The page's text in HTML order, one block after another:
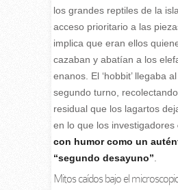
los grandes reptiles de la
acceso prioritario a las
implica que eran ellos
cazaban y abatían a los
enanos. El ‘hobbit’ llegaba
segundo turno,
residual que los lagartos
en lo que los investigadores
con humor como un
“segundo desayuno”
Mitos caídos bajo el